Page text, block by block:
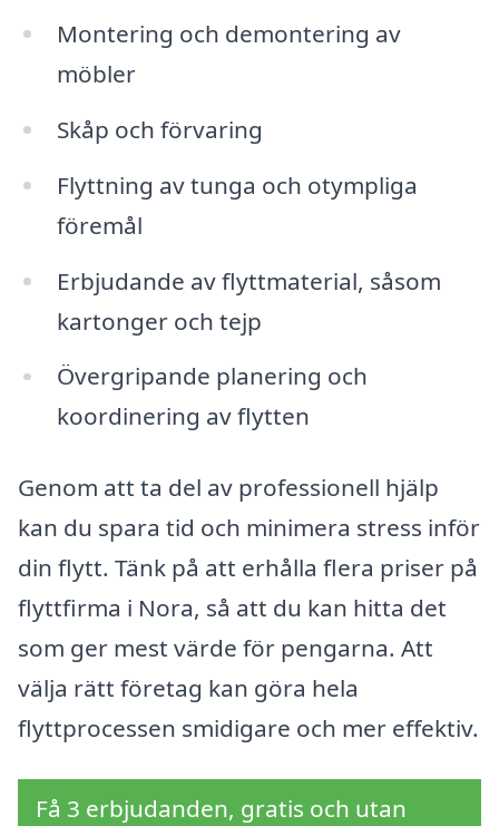
Montering och demontering av
möbler
Skåp och förvaring
Flyttning av tunga och otympliga
föremål
Erbjudande av flyttmaterial, såsom
kartonger och tejp
Övergripande planering och
koordinering av flytten
Genom att ta del av professionell hjälp
kan du spara tid och minimera stress inför
din flytt. Tänk på att erhålla flera priser på
flyttfirma i Nora, så att du kan hitta det
som ger mest värde för pengarna. Att
välja rätt företag kan göra hela
flyttprocessen smidigare och mer effektiv.
Få 3 erbjudanden, gratis och utan